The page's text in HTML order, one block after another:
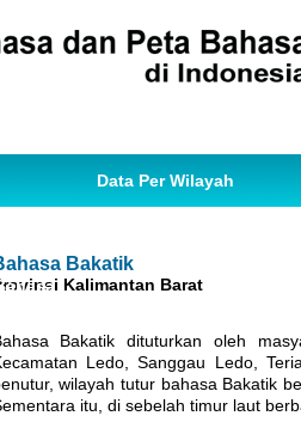
Data Per Wilayah
Bakatik
Kalimantan Barat
Bakatik dituturkan oleh
Ledo, Sanggau Ledo,
wilayah tutur bahasa Bakatik
itu, di sebelah timur laut